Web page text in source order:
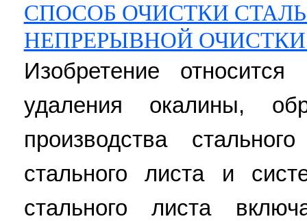
СПОСОБ ОЧИСТКИ
НЕПРЕРЫВНОЙ
Изобретение
удаления окалины,
производства
стального листа и
стального листа